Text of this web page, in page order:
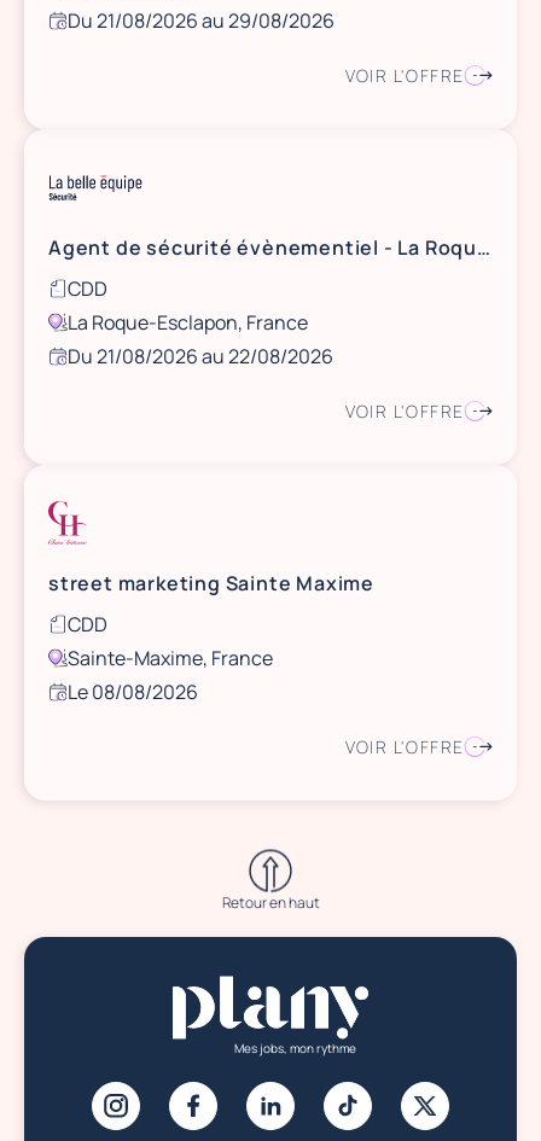
Du 21/08/2026 au 29/08/2026
VOIR L'OFFRE
Agent de sécurité évènementiel - La Roque-Esclapon (83) - 21 et 22 août 2026
CDD
La Roque-Esclapon, France
Du 21/08/2026 au 22/08/2026
VOIR L'OFFRE
street marketing Sainte Maxime
CDD
Sainte-Maxime, France
Le 08/08/2026
VOIR L'OFFRE
Retour en haut
Mes jobs, mon rythme